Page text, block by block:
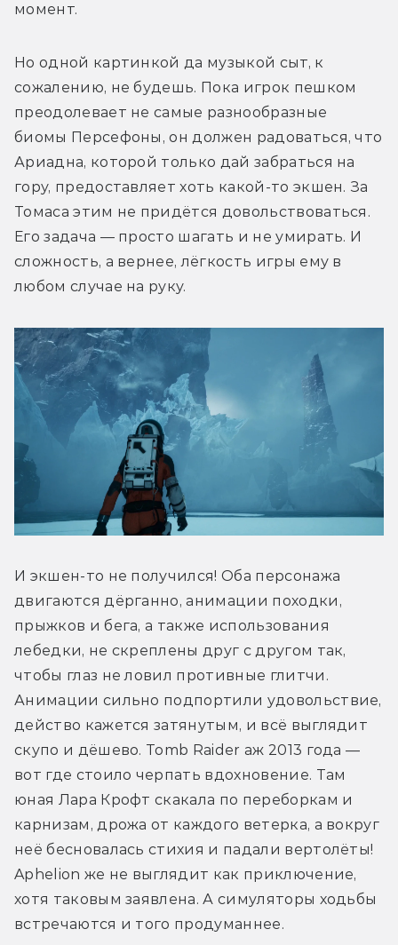
момент.
Но одной картинкой да музыкой сыт, к
сожалению, не будешь. Пока игрок пешком
преодолевает не самые разнообразные
биомы Персефоны, он должен радоваться, что
Ариадна, которой только дай забраться на
гору, предоставляет хоть какой-то экшен. За
Томаса этим не придётся довольствоваться.
Его задача — просто шагать и не умирать. И
сложность, а вернее, лёгкость игры ему в
любом случае на руку.
И экшен-то не получился! Оба персонажа
двигаются дёрганно, анимации походки,
прыжков и бега, а также использования
лебедки, не скреплены друг с другом так,
чтобы глаз не ловил противные глитчи.
Анимации сильно подпортили удовольствие,
действо кажется затянутым, и всё выглядит
скупо и дёшево. Tomb Raider аж 2013 года —
вот где стоило черпать вдохновение. Там
юная Лара Крофт скакала по переборкам и
карнизам, дрожа от каждого ветерка, а вокруг
неё бесновалась стихия и падали вертолёты!
Aphelion же не выглядит как приключение,
хотя таковым заявлена. А симуляторы ходьбы
встречаются и того продуманнее.